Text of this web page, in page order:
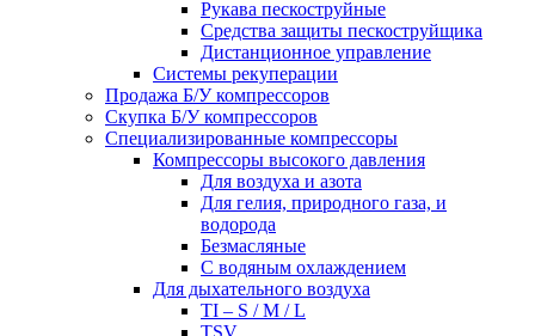
Рукава пескоструйные
Средства защиты пескоструйщика
Дистанционное управление
Системы рекуперации
Продажа Б/У компрессоров
Скупка Б/У компрессоров
Специализированные компрессоры
Компрессоры высокого давления
Для воздуха и азота
Для гелия, природного газа, и
водорода
Безмасляные
С водяным охлаждением
Для дыхательного воздуха
TI – S / M / L
TSV